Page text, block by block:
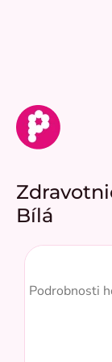
Bílá
hodnocení
Podrobnosti